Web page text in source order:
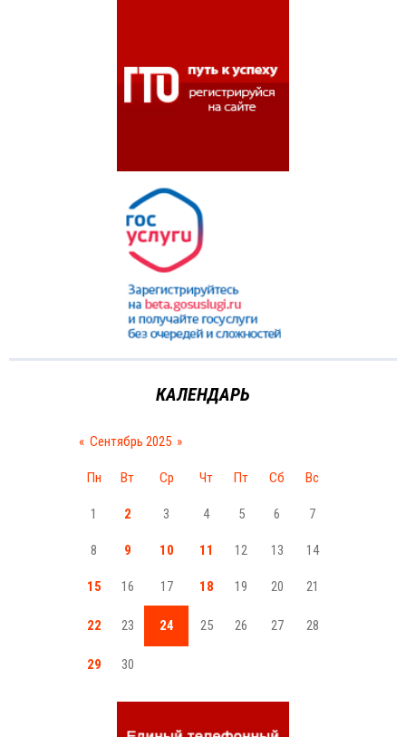
КАЛЕНДАРЬ
« Сентябрь 2025 »
Пн Вт Ср Чт Пт Сб Вс
1 2 3 4 5 6 7
8 9 10 11 12 13 14
15 16 17 18 19 20 21
22 23 24 25 26 27 28
29 30